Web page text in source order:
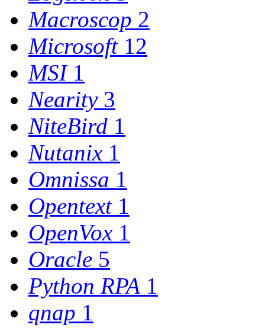
Macroscop 2
Microsoft 12
MSI 1
Nearity 3
NiteBird 1
Nutanix 1
Omnissa 1
Opentext 1
OpenVox 1
Oracle 5
Python RPA 1
qnap 1